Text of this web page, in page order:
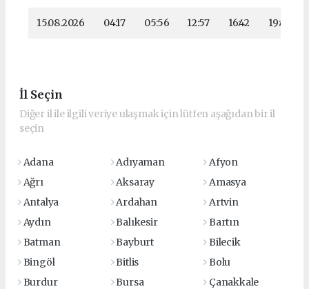
15.08.2026 04:17 05:56 12:57 16:42 19:46
İl Seçin
Diğer il ile ilgili veriye ulaşmak için lütfen aşağıdan bir il
seçin
Adana Adıyaman
Afyon
Ağrı
Aksaray
Amasya
Antalya
Ardahan
Artvin
Aydın
Balıkesir
Bartın
Batman
Bayburt
Bilecik
Bingöl
Bitlis
Bolu
Burdur
Bursa
Çanakkale